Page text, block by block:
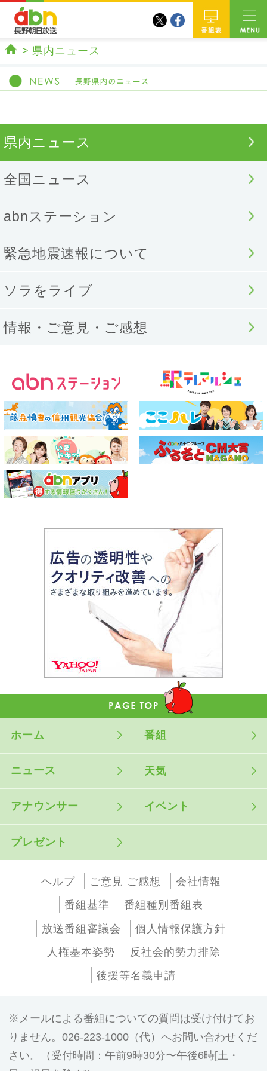
twitterfacebook
県内ニュース
県内ニュース
全国ニュース
abnステーション
緊急地震速報について
ソラをライブ
情報・ご意見・ご感想
ホーム 番組
ニュース 天気
アナウンサー イベント
プレゼント
ヘルプ ご意見 ご感想
会社情報
番組基準
番組種別番組表
放送番組審議会
個人情報保護方針
人権基本姿勢
反社会的勢力排除
後援等名義申請
メールによる番組についての質問は受け付けてお
りません。026-223-1000（代）へお問い合わせくだ
さい。（受付時間：午前9時30分〜午後6時[土・